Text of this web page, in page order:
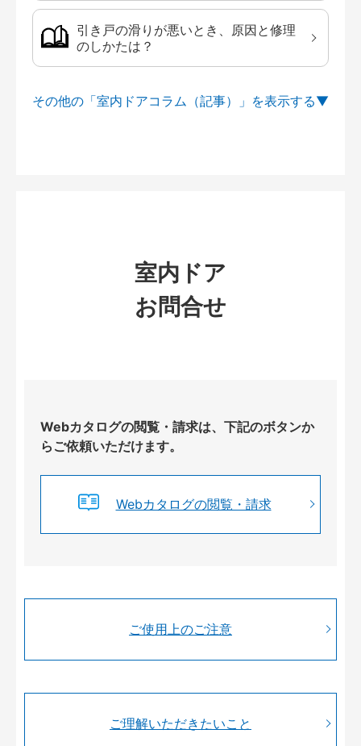
引き戸の滑りが悪いとき、原因と修理
のしかたは？
その他の「室内ドアコラム（記事）」を
室内ドア
お問合せ
Webカタログの閲覧・請求は、下記のボタンか
らご依頼いただけます。
Webカタログの閲覧・請求
ご使用上のご注意
ご理解いただきたいこと